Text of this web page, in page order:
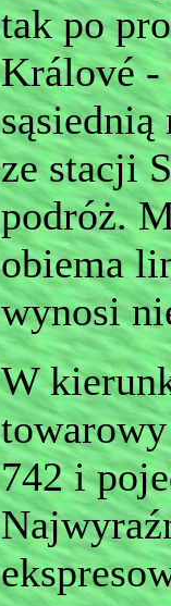
tak po
Králové -
ze stacji
podróż.
obiema
wynosi
W
742 i